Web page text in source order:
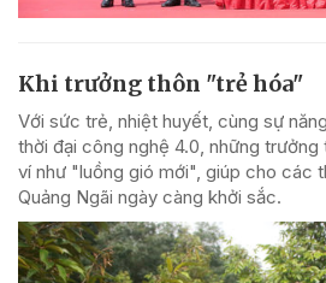
Khi trưởng thôn "trẻ hóa"
Với sức trẻ, nhiệt huyết, cùng sự
thời đại công nghệ 4.0, những
ví như "luồng gió mới", giúp cho các
Quảng Ngãi ngày càng khởi sắc.